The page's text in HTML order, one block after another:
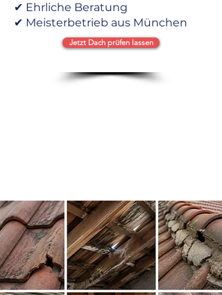
✔ Ehrliche Beratung
✔ Meisterbetrieb aus München
Jetzt Dach prüfen lassen